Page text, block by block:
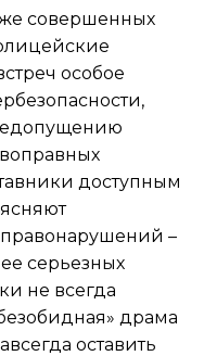
совершенных
особое
доступным
–
серьезных
не всегда
драма
оставить